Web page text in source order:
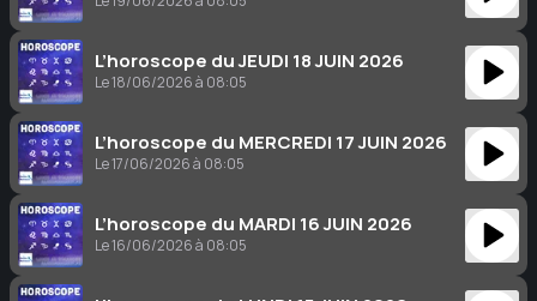
L’horoscope du JEUDI 18 JUIN 2026
Le 18/06/2026 à 08:05
L’horoscope du MERCREDI 17 JUIN 2026
Le 17/06/2026 à 08:05
L’horoscope du MARDI 16 JUIN 2026
Le 16/06/2026 à 08:05